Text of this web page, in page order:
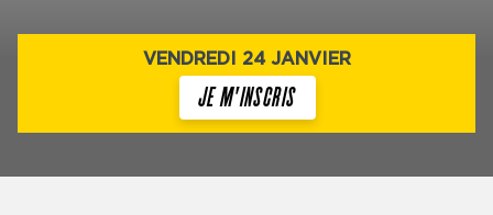
VENDREDI 24 JANVIER
JE M'INSCRIS